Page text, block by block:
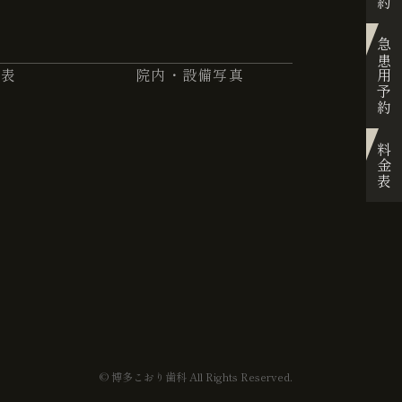
急患用予約
料金表
院内・設備写真
© 博多こおり歯科 All Rights Reserved.